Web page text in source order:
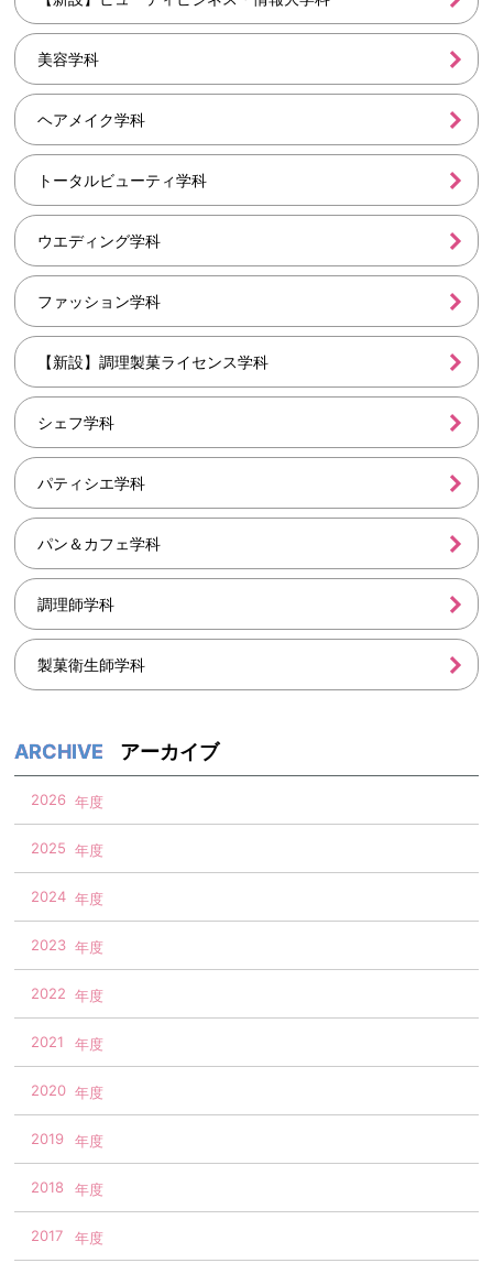
美容学科
ヘアメイク学科
トータルビューティ学科
ウエディング学科
ファッション学科
【新設】調理製菓ライセンス学科
シェフ学科
パティシエ学科
パン＆カフェ学科
調理師学科
製菓衛生師学科
アーカイブ
2026
2025
2024
2023
2022
2021
2020
2019
2018
2017